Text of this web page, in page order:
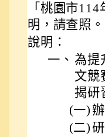
「桃園市
明，請查照。
說明：
一、 為提
文競
揭研
(一)
(二)